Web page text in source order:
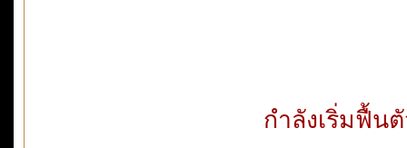
กำลังเริ่มฟื้น